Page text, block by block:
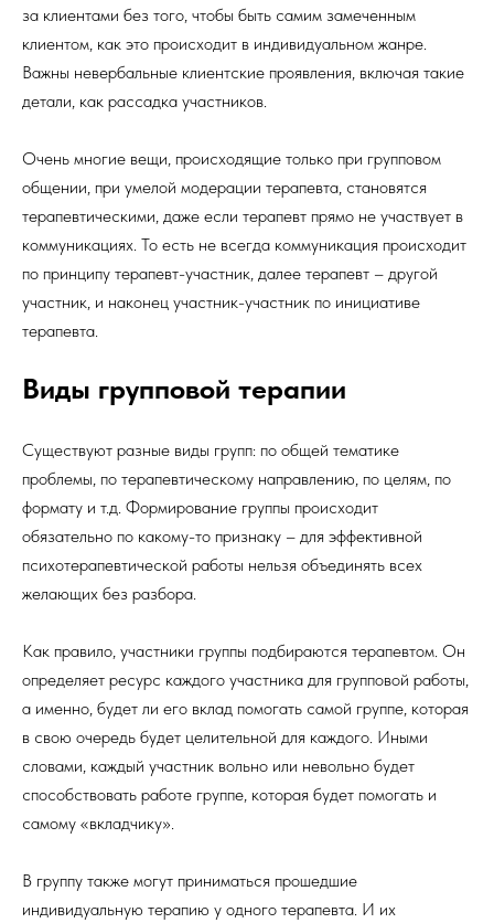
за клиентами без того, чтобы быть самим замеченным
клиентом, как это происходит в индивидуальном жанре.
Важны невербальные клиентские проявления, включая такие
детали, как рассадка участников.
Очень многие вещи, происходящие только при групповом
общении, при умелой модерации терапевта, становятся
терапевтическими, даже если терапевт прямо не участвует в
коммуникациях. То есть не всегда коммуникация происходит
по принципу терапевт-участник, далее терапевт – другой
участник, и наконец участник-участник по инициативе
терапевта.
Виды групповой терапии
Существуют разные виды групп: по общей тематике
проблемы, по терапевтическому направлению, по целям, по
формату и т.д. Формирование группы происходит
обязательно по какому-то признаку – для эффективной
психотерапевтической работы нельзя объединять всех
желающих без разбора.
Как правило, участники группы подбираются терапевтом. Он
определяет ресурс каждого участника для групповой работы,
а именно, будет ли его вклад помогать самой группе, которая
в свою очередь будет целительной для каждого. Иными
словами, каждый участник вольно или невольно будет
способствовать работе группе, которая будет помогать и
самому «вкладчику».
В группу также могут приниматься прошедшие
индивидуальную терапию у одного терапевта. И их